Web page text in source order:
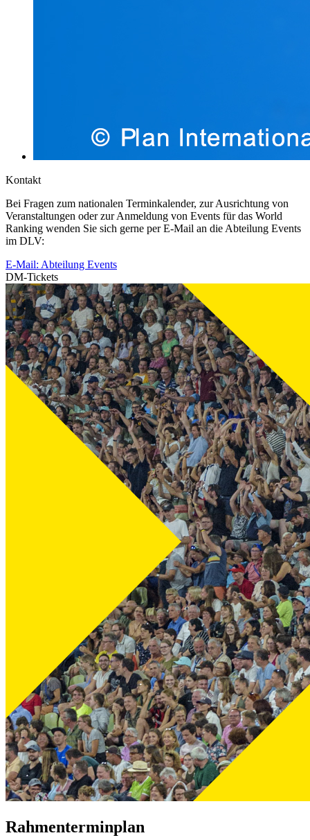
Kontakt
Bei Fragen zum nationalen Terminkalender, zur Ausrichtung von
Veranstaltungen oder zur Anmeldung von Events für das World
Ranking wenden Sie sich gerne per E-Mail an die Abteilung Events
im DLV:
E-Mail: Abteilung Events
DM-Tickets
Rahmenterminplan